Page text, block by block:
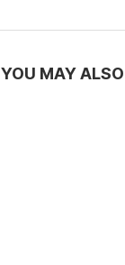
YOU MAY